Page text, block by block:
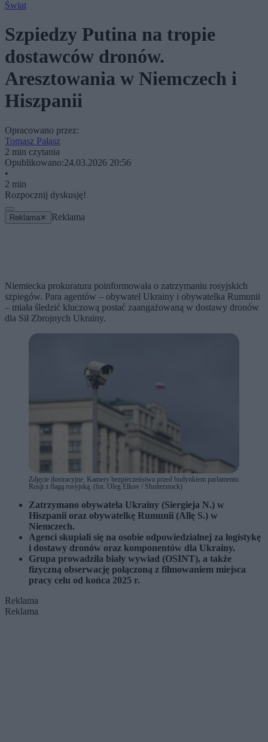
Świat
Szpiedzy Putina na tropie
dostawców dronów.
Aresztowania w Niemczech i
Hiszpanii
Opracowano przez:
Tomasz Pałasz
2 min czytania
Opublikowano:24.03.2026 20:56
•
2 min
Rozpocznij dyskusję!
Reklama ✕ Reklama
Niemiecka prokuratura poinformowała o zatrzymaniu rosyjskich
szpiegów. Para agentów – obywatel Ukrainy i obywatelka Rumunii
– miała śledzić kluczową postać zaangażowaną w dostawy dronów
dla Sił Zbrojnych Ukrainy.
Zdjęcie ilustracyjne. Kamery bezpieczeństwa przed budynkiem parlamentu
Rosji z flagą rosyjską. (fot. Oleg Elkov / Shutterstock)
Zatrzymano obywatela Ukrainy (Siergieja N.) w
Hiszpanii oraz obywatelkę Rumunii (Allę S.) w
Niemczech.
Agenci skupiali się na osobie odpowiedzialnej za logistykę
i dostawy dronów oraz komponentów dla Ukrainy.
Grupa prowadziła biały wywiad (OSINT), a także
fizyczną obserwację połączoną z filmowaniem miejsca
pracy celu od końca 2025 r.
Reklama
Reklama